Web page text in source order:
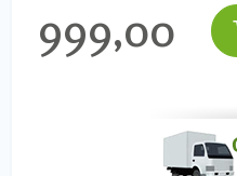
999,00